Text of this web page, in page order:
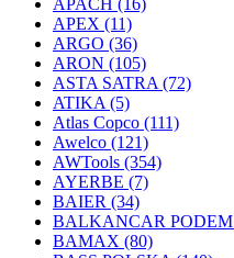
APACH (16)
APEX (11)
ARGO (36)
ARON (105)
ASTA SATRA (72)
ATIKA (5)
Atlas Copco (111)
Awelco (121)
AWTools (354)
AYERBE (7)
BAIER (34)
BALKANCAR PODEM
BAMAX (80)